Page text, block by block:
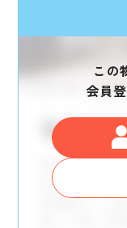
この
会員